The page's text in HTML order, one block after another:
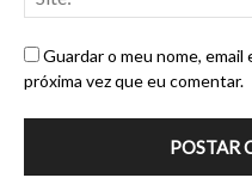
Guardar o meu nome,
próxima vez que eu comentar.